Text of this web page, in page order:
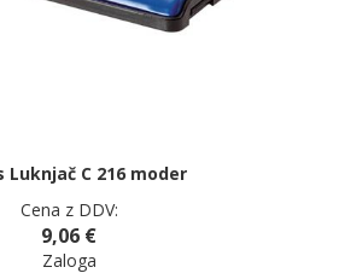
Luknjač C 216 moder
Cena z DDV:
9,06 €
Zaloga